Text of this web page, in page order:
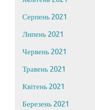
Серпень 2021
Липень 2021
Червень 2021
Травень 2021
Квітень 2021
Березень 2021